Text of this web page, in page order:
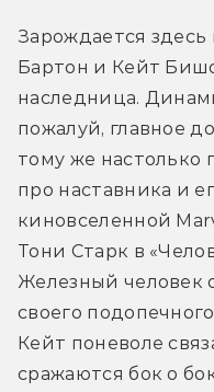
Зарождается
Бартон и Кейт
наследница.
пожалуй, главное
тому же настолько
про наставника и
киновселенной
Тони Старк в
Железный человек
своего
Кейт поневоле
сражаются бок о